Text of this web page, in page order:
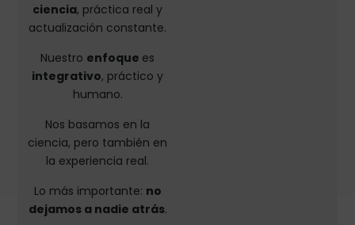
ciencia, práctica real y
actualización constante.
Nuestro enfoque es
integrativo, práctico y
humano.
Nos basamos en la
ciencia, pero también en
la experiencia real.
Lo más importante: no
dejamos a nadie atrás.